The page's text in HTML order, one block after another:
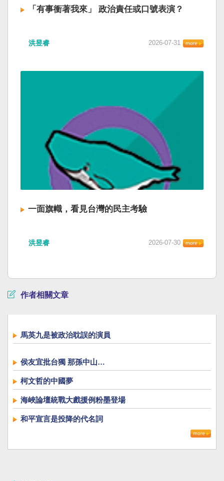
「有事衝著我來」 政治責任或口號表演？
洪昱睿 2026-07-31
一面旗幟，看見台灣的民主考驗
洪昱睿 2026-07-30
作者相關文章
馬英九是被政治耽誤的演員
侯友宜批台獨 那孫中山…
柯文哲的中國夢
海峽論壇統戰大戲援例粉墨登場
和平宣言是投降的代名詞